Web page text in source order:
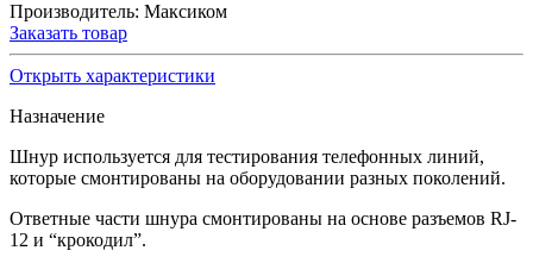
Производитель: Максиком
Заказать товар
Открыть характеристики
Назначение
Шнур используется для тестирования телефонных линий,
которые смонтированы на оборудовании разных поколений.
Ответные части шнура смонтированы на основе разъемов RJ-
12 и “крокодил”.